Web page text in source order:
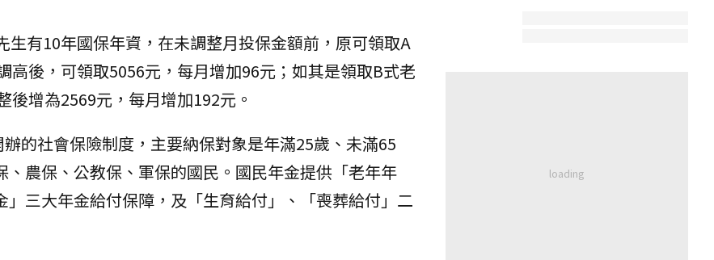
有10年國保年資，在未調整月投保金額前，原可領取A
高後，可領取5056元，每月增加96元；如其是領取B式老
增為2569元，每月增加192元。
辦的社會保險制度，主要納保對象是年滿25歲、未滿65
農保、公教保、軍保的國民。國民年金提供「老年年
三大年金給付保障，及「生育給付」、「喪葬給付」二